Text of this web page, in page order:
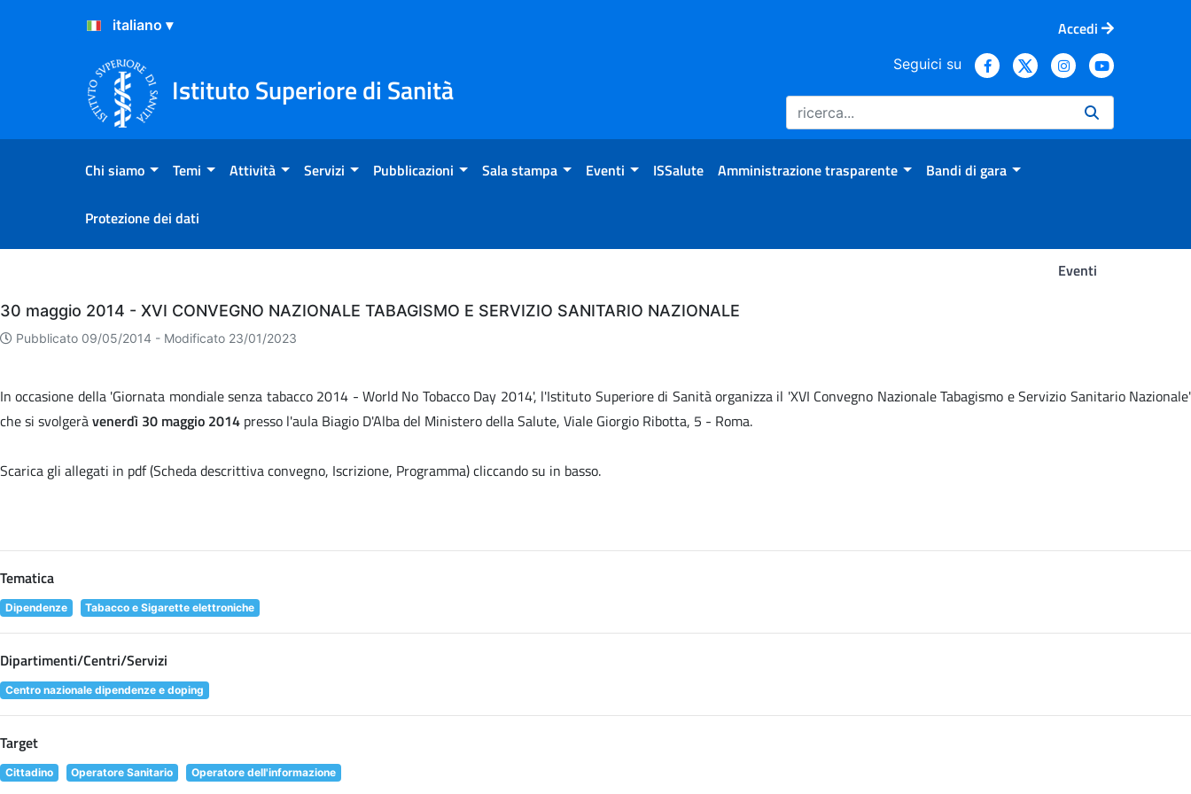
Salta al Contenuto
Salta al Footer
Accedi
Istituto Superiore di Sanità
Seguici su
Chi siamo Temi Attività Servizi Pubblicazioni Sala stampa Eventi ISSalute Amministrazione trasparente Bandi di gara
Protezione dei dati
Eventi
Eventi
30 maggio 2014 - XVI CONVEGNO NAZIONALE TABAGISMO E SERVIZIO SANITARIO NAZIONALE
Pubblicato 09/05/2014 - Modificato 23/01/2023
In occasione della 'Giornata mondiale senza tabacco 2014 - World No Tobacco Day 2014', l'Istituto Superiore di Sanità organizza il 'XVI Convegno Nazionale Tabagismo e Servizio Sanitario Nazionale'
che si svolgeràvenerdì 30 maggio 2014 presso l'aula Biagio D'Alba del Ministero della Salute, Viale Giorgio Ribotta, 5 - Roma.
Scarica gli allegati in pdf (Scheda descrittiva convegno, Iscrizione, Programma) cliccando su in basso.
Tematica
Dipendenze Tabacco e Sigarette elettroniche
Dipartimenti/Centri/Servizi
Centro nazionale dipendenze e doping
Target
Cittadino Operatore Sanitario Operatore dell'informazione